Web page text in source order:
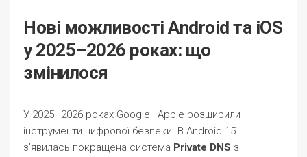
Нові можливості Android та iOS
у 2025–2026 роках: що
змінилося
У 2025–2026 роках Google і Apple розширили
інструменти цифрової безпеки. В Android 15
з’явилась покращена система Private DNS з